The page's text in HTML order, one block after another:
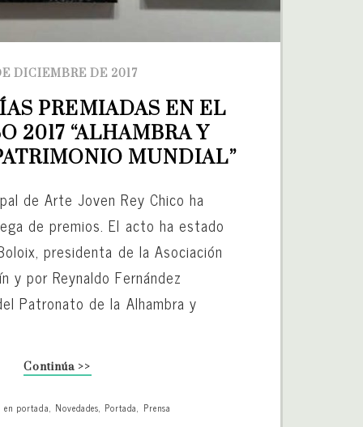
DICIEMBRE DE 2017
PREMIADAS EN EL
2017 “ALHAMBRA Y
MUNDIAL”
de Arte Joven Rey Chico ha
de premios. El acto ha estado
presidenta de la Asociación
y por Reynaldo Fernández
Patronato de la Alhambra y
Continúa >>
portada, Novedades, Portada, Prensa